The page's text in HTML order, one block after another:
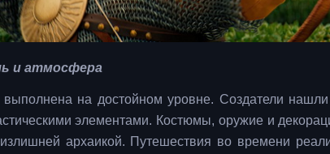
и атмосфера
выполнена на достойном уровне. Создатели
элементами. Костюмы, оружие и
архаикой. Путешествия во времени